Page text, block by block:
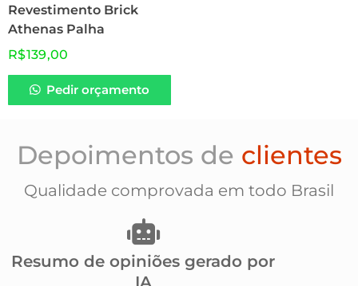
Revestimento Brick
Athenas Palha
R$139,00
Pedir orçamento
Depoimentos de clientes
Qualidade comprovada em todo Brasil
Resumo de opiniões gerado por
IA